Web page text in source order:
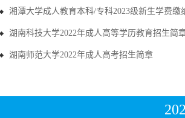
湘潭大学成人教育本科/专科2023级新生学费缴
湖南科技大学2022年成人高等学历教育招生简
湖南师范大学2022年成人高考招生简章